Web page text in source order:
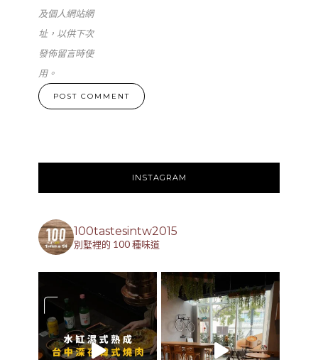
及個人網站網
址，以供下次
發佈留言時使
用。
INSTAGRAM
100tastesintw2015
別墅裡的 100 種味道